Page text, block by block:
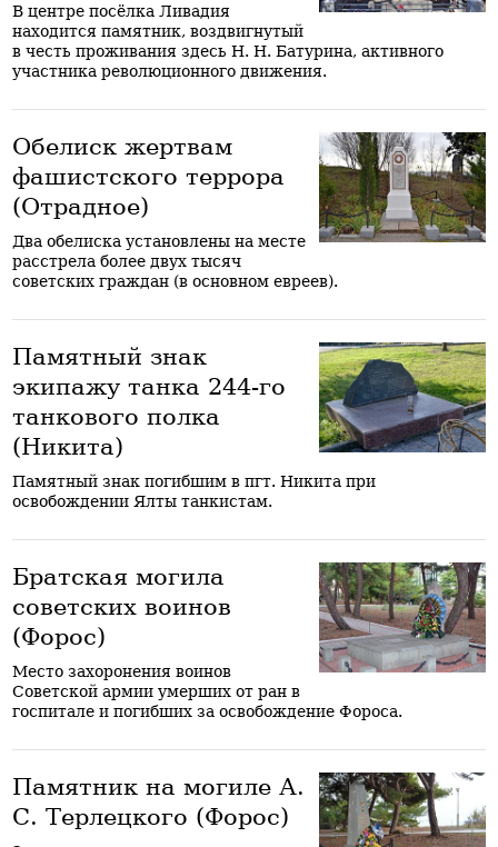
В центре посёлка Ливадия
находится памятник, воздвигнутый
в честь проживания здесь Н. Н. Батурина, активного
участника революционного движения.
Обелиск жертвам
фашистского террора
(Отрадное)
Два обелиска установлены на месте
расстрела более двух тысяч
советских граждан (в основном евреев).
Памятный знак
экипажу танка 244-го
танкового полка
(Никита)
Памятный знак погибшим в пгт. Никита при
освобождении Ялты танкистам.
Братская могила
советских воинов
(Форос)
Место захоронения воинов
Советской армии умерших от ран в
госпитале и погибших за освобождение Фороса.
Памятник на могиле А.
С. Терлецкого (Форос)